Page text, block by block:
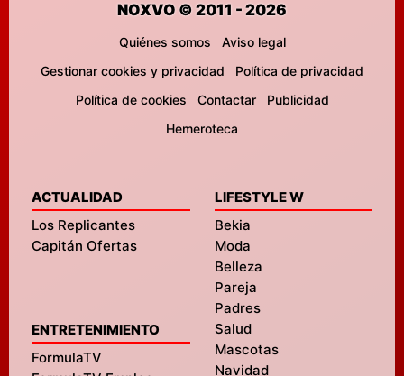
NOXVO © 2011 - 2026
Quiénes somos
Aviso legal
Gestionar cookies y privacidad
Política de privacidad
Política de cookies
Contactar
Publicidad
Hemeroteca
ACTUALIDAD
Los Replicantes
Capitán Ofertas
ENTRETENIMIENTO
FormulaTV
LIFESTYLE W
Bekia
Moda
Belleza
Pareja
Padres
Salud
Mascotas
Navidad